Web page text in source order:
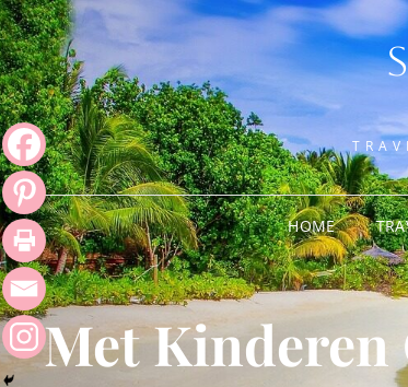
HOME
Met Kinderen